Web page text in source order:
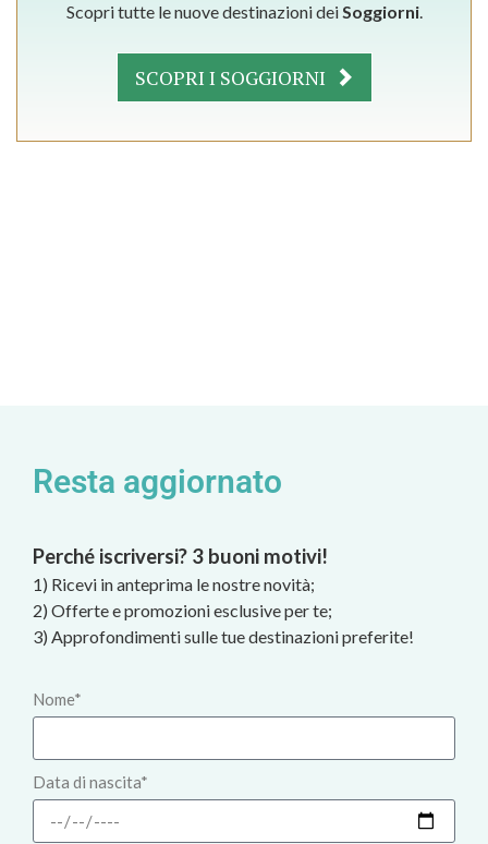
Scopri tutte le nuove destinazioni deiSoggiorni.
SCOPRI I SOGGIORNI
Resta aggiornato
Perché iscriversi? 3 buoni motivi!
1) Ricevi in anteprima le nostre novità;
2) Offerte e promozioni esclusive per te;
3) Approfondimenti sulle tue destinazioni preferite!
Nome*
Data di nascita*